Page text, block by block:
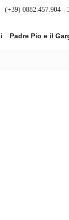
Padre Pio e il
(+39) 0882.457.904 -